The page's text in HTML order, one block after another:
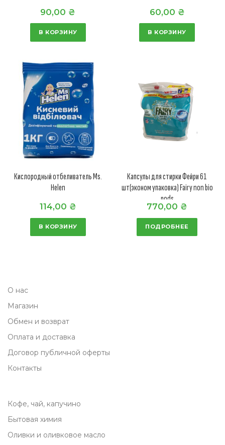
90,00 ₴
В КОРЗИНУ
60,00 ₴
В КОРЗИНУ
Кислородный отбеливатель Ms.
Helen
114,00 ₴
В КОРЗИНУ
Капсулы для стирки Фейри 61
шт(эконом упаковка) Fairy non bio
pods
770,00 ₴
ПОДРОБНЕЕ
О нас
Магазин
Обмен и возврат
Оплата и доставка
Договор публичной оферты
Контакты
Кофе, чай, капучино
Бытовая химия
Оливки и оливковое масло